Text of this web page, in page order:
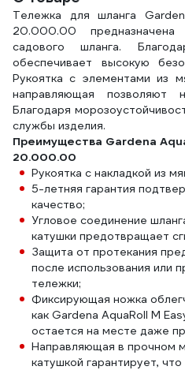
Тележка для шланга
20.000.00
садового шланга.
обеспечивает высокую
Рукоятка с элементами из
направляющая позволяют
Благодаря
службы изделия.
Преимущества Gardena
20.000.00
Рукоятка с накладкой из
5-летняя гарантия
качество;
Угловое соединение
катушки предотвращает
Защита от протекания
после использования или
тележки;
Фиксирующая ножка
как Gardena AquaRoll M
остается на месте даже
Направляющая в прочном
катушкой гарантирует,